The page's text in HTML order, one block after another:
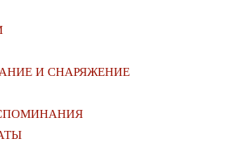
И СНАРЯЖЕНИЕ